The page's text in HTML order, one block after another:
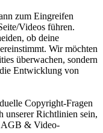
zum Eingreifen
Videos führen.
ob deine
Wir möchten
überwachen, sondern
Entwicklung von
Copyright-Fragen
unserer Richtlinien sein,
AGB & Video-